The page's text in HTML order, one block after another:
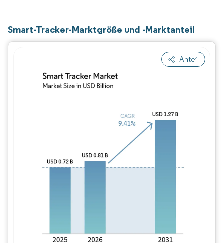
Smart-Tracker-Marktgröße und -Marktanteil
Anteil